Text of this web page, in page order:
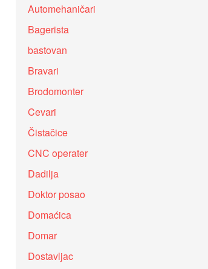
Automehaničari
Bagerista
bastovan
Bravari
Brodomonter
Cevari
Čistačice
CNC operater
Dadilja
Doktor posao
Domaćica
Domar
Dostavljac